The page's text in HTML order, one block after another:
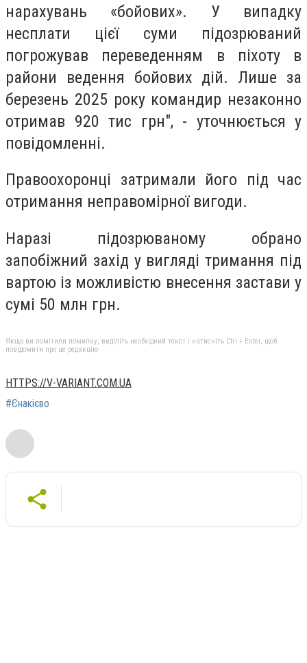
нарахувань «бойових». У випадку
несплати цієї суми підозрюваний
погрожував переведенням в піхоту в
райони ведення бойових дій. Лише за
березень 2025 року командир незаконно
отримав 920 тис грн", - уточнюється у
повідомленні.
Правоохоронці затримали його під час
отримання неправомірної вигоди.
Наразі підозрюваному обрано
запобіжний захід у вигляді тримання під
вартою із можливістю внесення застави у
сумі 50 млн грн.
Якщо ви помітили помилку, виділіть необхідний текст і натисніть Ctrl + Enter, щоб
повідомити про це редакцію
HTTPS://V-VARIANT.COM.UA
#Єнакієво